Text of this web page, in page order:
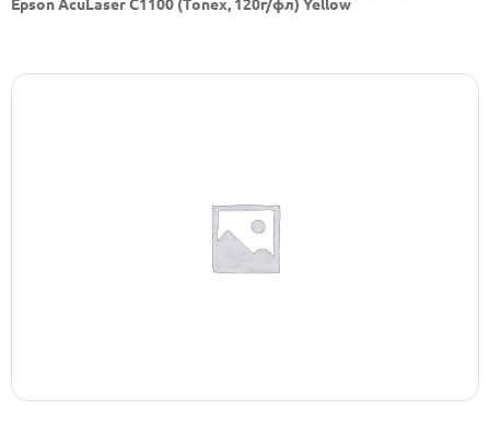
Epson AcuLaser C1100 (Tonex, 120г/фл) Yellow